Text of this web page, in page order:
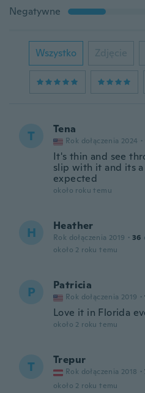
Negatywne
Wszystko Zdjęcie
T Tena
Rok dołączenia 2024 ·
It's thin and see
slip with it and its
expected
około roku temu
H Heather
Rok dołączenia 2019 · 36
około 2 roku temu
P Patricia
Rok dołączenia 2019 ·
Love it in Florida
około 2 roku temu
T Trepur
Rok dołączenia 2018 ·
około 2 roku temu